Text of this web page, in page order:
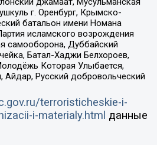
г. Оренбург, Крымско-
батальон имени Номана
исламского возрождения
самооборона, Дуббайский
Батал-Хаджи Белхороев,
Которая Улыбается,
Айдар, Русский добровольческий
terroristicheskie-i-
i-materialy.html данные